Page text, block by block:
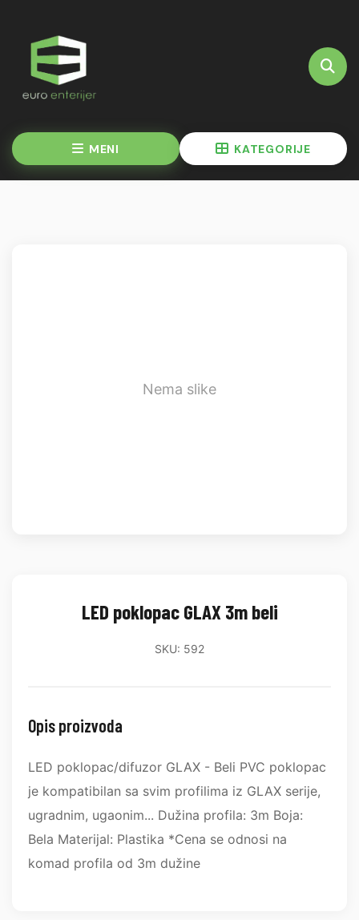
MENI KATEGORIJE
Nema slike
LED poklopac GLAX 3m beli
SKU: 592
Opis proizvoda
LED poklopac/difuzor GLAX - Beli PVC poklopac
je kompatibilan sa svim profilima iz GLAX serije,
ugradnim, ugaonim... Dužina profila: 3m Boja:
Bela Materijal: Plastika *Cena se odnosi na
komad profila od 3m dužine